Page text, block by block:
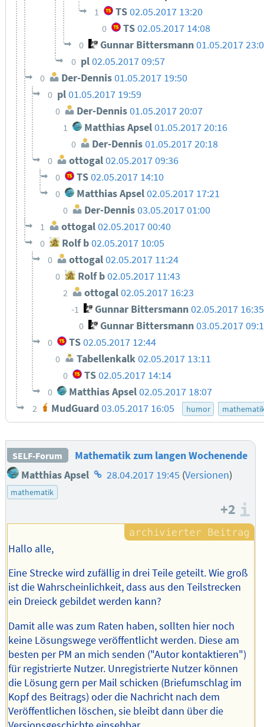
1 TS02.05.2017 13:20
0 TS02.05.2017 14:08
0 Gunnar Bittersmann 01.05.2017
0 pl02.05.2017 09:57
0 Der-Dennis 01.05.2017 19:50
0 pl01.05.2017 19:59
0 Der-Dennis01.05.2017 20:07
1 Matthias Apsel01.05.2017 20:16
0 Der-Dennis01.05.2017 20:18
0 ottogal02.05.2017 09:36
0 TS02.05.2017 14:10
0 Matthias Apsel02.05.2017 17:21
0 Der-Dennis03.05.2017 01:00
1 ottogal 02.05.2017 00:40
0 Rolf b02.05.2017 10:05
0 ottogal02.05.2017 11:24
0 Rolf b02.05.2017 11:43
2 ottogal02.05.2017 16:23
-1 Gunnar Bittersmann02.05.2017 16:35
0 Gunnar Bittersmann 03.05.2017
0 TS02.05.2017 12:44
0 Tabellenkalk02.05.2017 13:11
0 TS02.05.2017 14:14
0 Matthias Apsel02.05.2017 18:07
2 MudGuard 03.05.2017 16:05 humor
SELF-Forum
Mathematik zum langen Wochenende
Matthias Apsel Homepage
28.04.2017 19:45 (Versionen)
mathematik
+2
Hallo alle,
Eine Strecke wird zufällig in drei Teile geteilt. Wie groß
ist die Wahrscheinlichkeit, dass aus den Teilstrecken
ein Dreieck gebildet werden kann?
Damit alle was zum Raten haben, sollten hier noch
keine Lösungswege veröffentlicht werden. Diese am
besten per PM an mich senden ("Autor kontaktieren")
für registrierte Nutzer. Unregistrierte Nutzer können
die Lösung gern per Mail schicken (Briefumschlag im
Kopf des Beitrags) oder die Nachricht nach dem
Veröffentlichen löschen, sie bleibt dann über die